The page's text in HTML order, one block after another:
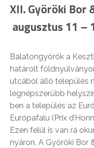
XII. Györöki Bor
augusztus 11 –
Balatongyörök a
határolt
utcából álló település
legnépszerűbb
ben a település az
Európafalu (Prix
Ezen felül is van rá
nyáron. A Györöki Bor